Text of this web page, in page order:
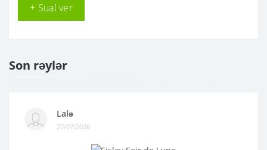
+ Sual ver
Son rəylər
Lalə
27/07/2026